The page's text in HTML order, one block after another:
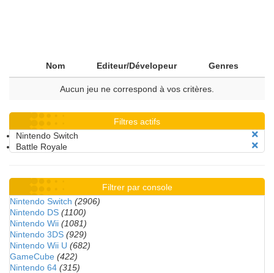
Nom Editeur/Dévelopeur Genres
Aucun jeu ne correspond à vos critères.
Filtres actifs
Nintendo Switch
Battle Royale
Filtrer par console
Nintendo Switch (2906)
Nintendo DS (1100)
Nintendo Wii (1081)
Nintendo 3DS (929)
Nintendo Wii U (682)
GameCube (422)
Nintendo 64 (315)